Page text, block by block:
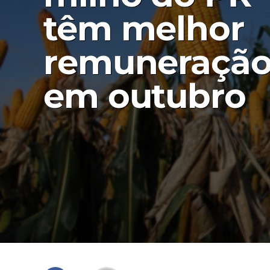
têm melhor
em outubro